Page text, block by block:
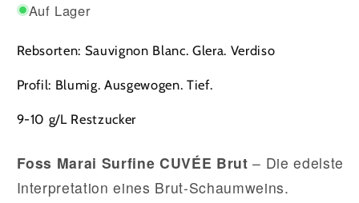
Auf Lager
Rebsorten: Sauvignon Blanc. Glera. Verdiso
Profil: Blumig. Ausgewogen. Tief.
9-10 g/L Restzucker
Foss Marai Surfine CUVÉE Brut – Die edelste
Interpretation eines Brut-Schaumweins.